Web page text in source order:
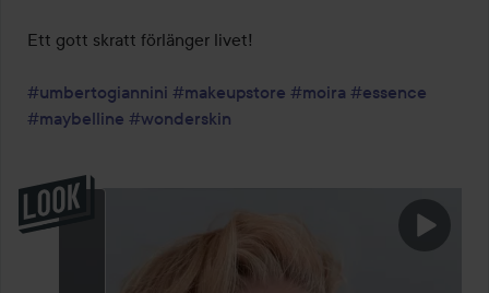
Ett gott skratt förlänger livet!
#umbertogiannini #makeupstore #moira #essence
#maybelline #wonderskin